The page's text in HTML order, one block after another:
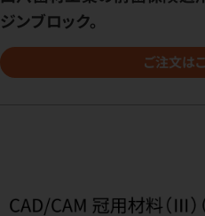
ジンブロック。
ご注文は